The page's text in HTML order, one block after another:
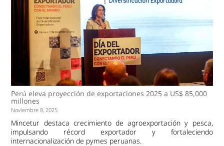
Perú eleva proyección de exportaciones 2025 a US$ 85,000
millones
Noviembre 8, 2025
Mincetur destaca crecimiento de agroexportación y pesca,
impulsando récord exportador y fortaleciendo
internacionalización de pymes peruanas.